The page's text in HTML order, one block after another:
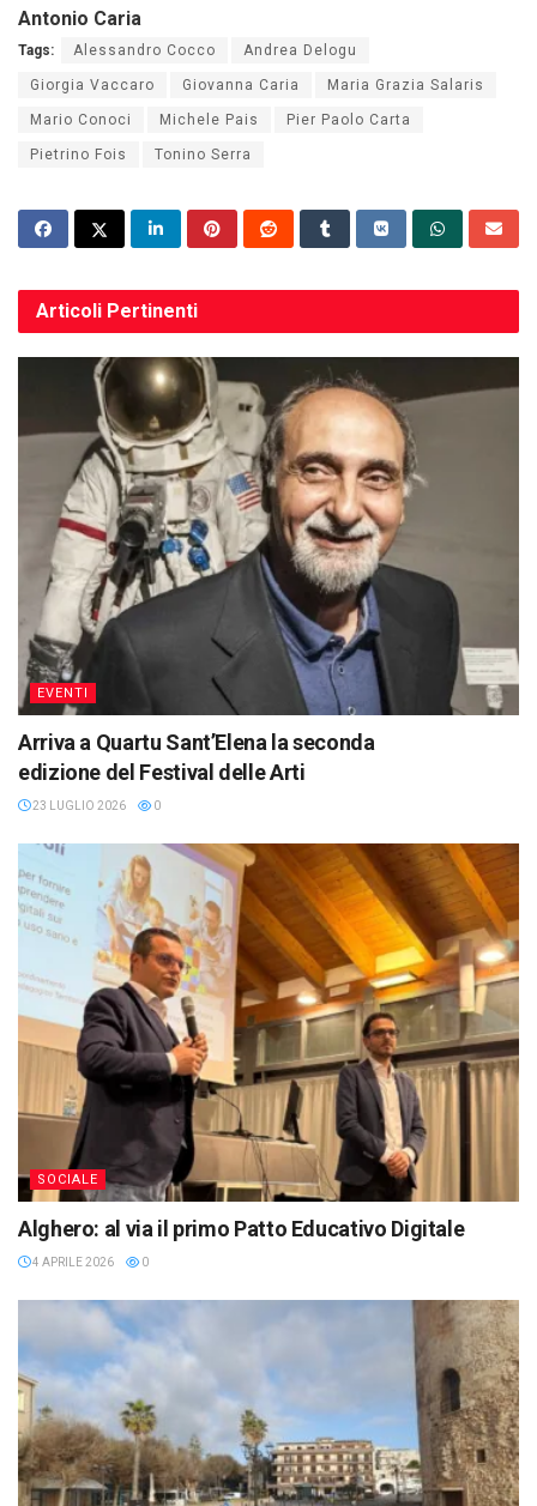
Antonio Caria
Tags: Alessandro Cocco Andrea Delogu
Giorgia Vaccaro Giovanna Caria Maria Grazia Salaris
Mario Conoci Michele Pais Pier Paolo Carta
Pietrino Fois Tonino Serra
Articoli Pertinenti
EVENTI
Arriva a Quartu Sant’Elena la seconda
edizione del Festival delle Arti
23 LUGLIO 2026 0
SOCIALE
Alghero: al via il primo Patto Educativo Digitale
4 APRILE 2026 0